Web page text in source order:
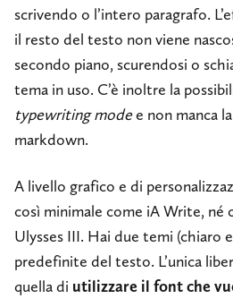
scrivendo o l’intero paragrafo.
il resto del testo non viene
secondo piano, scurendosi o
tema in uso. C’è inoltre la
typewriting modee non manca la
markdown.
A livello grafico e di
così minimale come iA Write, né
Ulysses III. Hai due temi (chiaro
predefinite del testo. L’unica
quella di utilizzare il font che